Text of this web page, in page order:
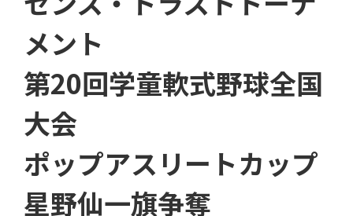
メント
第20回学童軟式野球全国
大会
ポップアスリートカップ
星野仙一旗争奪